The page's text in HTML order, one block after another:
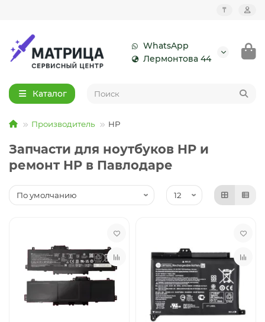
₸
WhatsApp
Лермонтова 44
Каталог
Производитель HP
Запчасти для ноутбуков HP и
ремонт HP в Павлодаре